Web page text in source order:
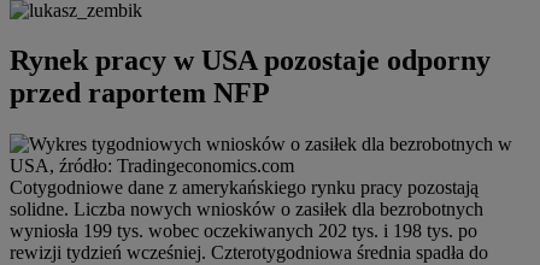
Rynek pracy w USA pozostaje odporny
przed raportem NFP
Cotygodniowe dane z amerykańskiego rynku pracy pozostają
solidne. Liczba nowych wniosków o zasiłek dla bezrobotnych
wyniosła 199 tys. wobec oczekiwanych 202 tys. i 198 tys. po
rewizji tydzień wcześniej. Czterotygodniowa średnia spadła do